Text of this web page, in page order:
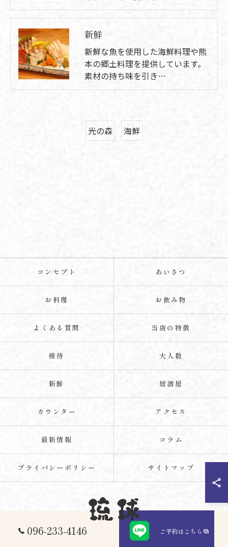
新鮮
新鮮な魚を使用した海鮮料理や熊
本の郷土料理を提供しています。
素材の持ち味を引き…
光の森 海鮮
096-233-4146 ご予約はこちら
コンセプト あいさつ
お料理 お飲み物
よくある質問 当店の特徴
接待 大人数
新鮮 居酒屋
カウンター アクセス
最新情報 コラム
プライバシーポリシー サイトマップ
© 2026 熊本県光の森周辺の海鮮なら琉球 ALL RIGHTS RESERVED.